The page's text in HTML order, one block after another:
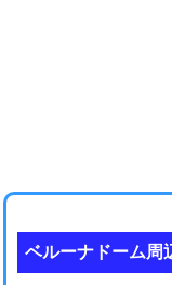
ベルーナドーム周